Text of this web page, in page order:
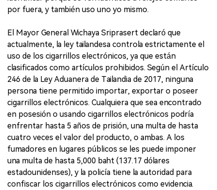
por fuera, y también uso uno yo mismo.
El Mayor General Wichaya Sriprasert declaró que
actualmente, la ley tailandesa controla estrictamente el
uso de los cigarrillos electrónicos, ya que están
clasificados como artículos prohibidos. Según el Artículo
246 de la Ley Aduanera de Tailandia de 2017, ninguna
persona tiene permitido importar, exportar o poseer
cigarrillos electrónicos. Cualquiera que sea encontrado
en posesión o usando cigarrillos electrónicos podría
enfrentar hasta 5 años de prisión, una multa de hasta
cuatro veces el valor del producto, o ambas. A los
fumadores en lugares públicos se les puede imponer
una multa de hasta 5,000 baht (137.17 dólares
estadounidenses), y la policía tiene la autoridad para
confiscar los cigarrillos electrónicos como evidencia.